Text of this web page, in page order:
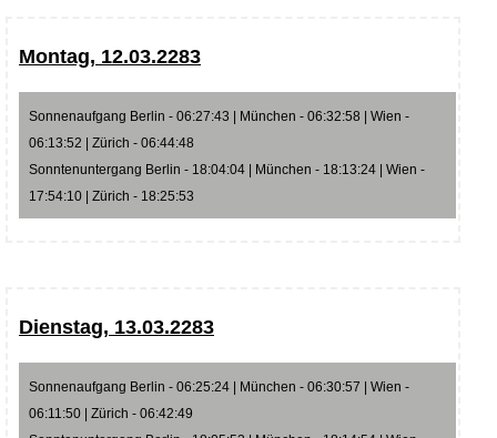
Montag, 12.03.2283
Sonnenaufgang Berlin - 06:27:43 | München - 06:32:58 | Wien -
06:13:52 | Zürich - 06:44:48
Sonntenuntergang Berlin - 18:04:04 | München - 18:13:24 | Wien -
17:54:10 | Zürich - 18:25:53
Dienstag, 13.03.2283
Sonnenaufgang Berlin - 06:25:24 | München - 06:30:57 | Wien -
06:11:50 | Zürich - 06:42:49